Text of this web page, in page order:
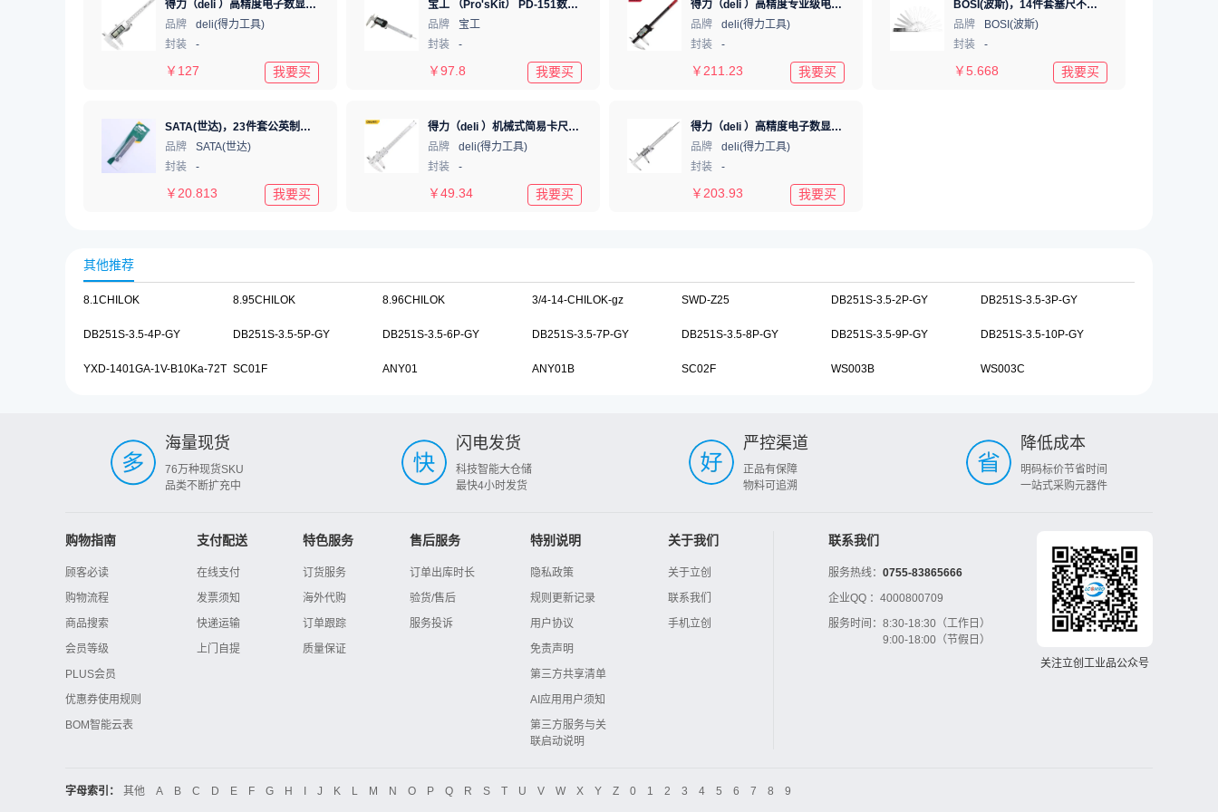
得力（deli ）高精度电子数显游标卡尺 数显卡尺0-150mm
品牌
deli(得力工具)
封装
-
￥ 127 我要买
宝工 （Pro'sKit） PD-151数字型游标卡尺(公英制)不锈钢150m 0mm数显
品牌
宝工
封装
-
￥97.8 我要买
得力（deli ）高精度专业级电子数显游标卡尺 数显卡尺(红)0-200mm 符合国标
品牌
deli(得力工具)
封装
-
￥ 211.23 我要买
BOSI(波斯)，14件套塞尺不锈钢间隙尺高精度厚薄规塞规调气门塞片（0.05-1MM），BS181014
品牌
BOSI(波斯)
封装
-
￥5.668 我要买
SATA(世达)，23件套公英制塞尺0.02-1.00MM，09405
品牌
SATA(世达)
封装
-
￥ 20.813 我要买
得力（deli ）机械式简易卡尺游标读数 内径外径卡尺150mm
品牌
deli(得力工具)
封装
-
￥49.34 我要买
得力（deli ）高精度电子数显游标卡尺 数显卡尺(银)0-200mm 符合国标
品牌
deli(得力工具)
封装
-
￥ 203.93 我要买
其他推荐
8.1CHILOK 8.95CHILOK 8.96CHILOK 3/4-14-CHILOK-gz SWD-Z25 DB251S-3.5-2P-GY DB251S-3.5-3P-GY
DB251S-3.5-4P-GY DB251S-3.5-5P-GY DB251S-3.5-6P-GY DB251S-3.5-7P-GY DB251S-3.5-8P-GY DB251S-3.5-9P-GY DB251S-3.5-10P-GY
YXD-1401GA-1V-B10Ka-72T SC01F ANY01 ANY01B SC02F WS003B WS003C
海量现货
76万种现货SKU
品类不断扩充中
闪电发货
科技智能大仓储
最快4小时发货
严控渠道
正品有保障
物料可追溯
降低成本
明码标价节省时间
一站式采购元器件
购物指南
顾客必读
购物流程
商品搜索
会员等级
PLUS会员
优惠券使用规则
BOM智能云表
支付配送
在线支付
发票须知
快递运输
上门自提
特色服务
订货服务
海外代购
订单跟踪
质量保证
售后服务
订单出库时长
验货/售后
服务投诉
特别说明
隐私政策
规则更新记录
用户协议
免责声明
第三方共享清单
AI应用用户须知
第三方服务与关
联启动说明
关于我们
关于立创
联系我们
手机立创
联系我们
服务热线： 0755-83865666
企业QQ ： 4000800709
服务时间： 8:30-18:30（工作日）
9:00-18:00（节假日）
关注立创工业品公众号
字母索引： 其他 A B C D E F G H I J K L M N O P Q R S T U V W X Y Z 0 1 2 3 4 5 6 7 8 9